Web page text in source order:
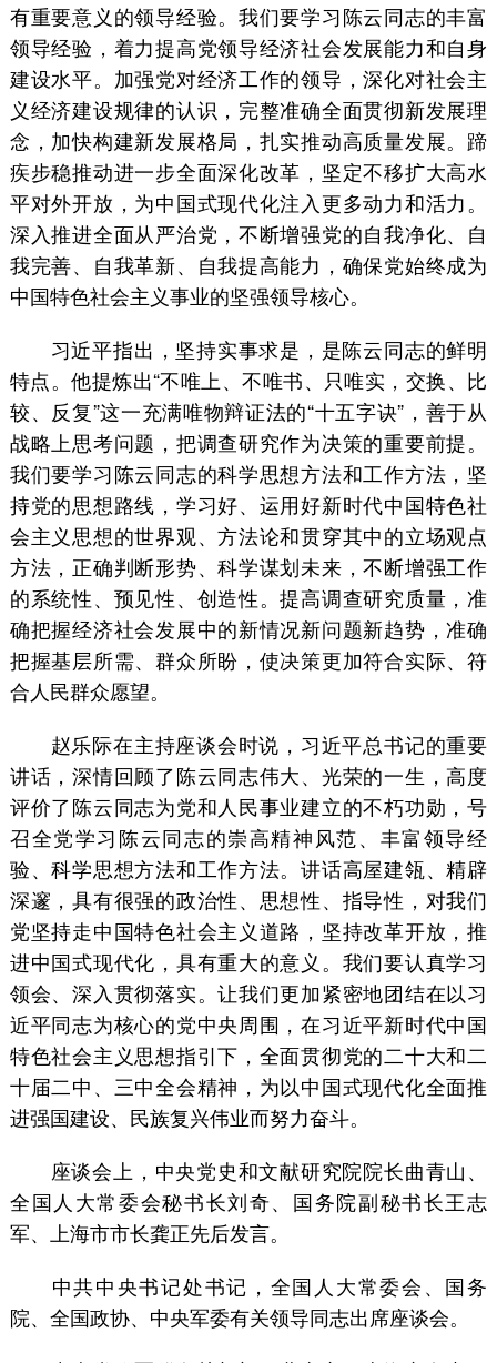
有重要意义的领导经验。我们要学习陈云同志的丰富
领导经验，着力提高党领导经济社会发展能力和自身
建设水平。加强党对经济工作的领导，深化对社会主
义经济建设规律的认识，完整准确全面贯彻新发展理
念，加快构建新发展格局，扎实推动高质量发展。蹄
疾步稳推动进一步全面深化改革，坚定不移扩大高水
平对外开放，为中国式现代化注入更多动力和活力。
深入推进全面从严治党，不断增强党的自我净化、自
我完善、自我革新、自我提高能力，确保党始终成为
中国特色社会主义事业的坚强领导核心。
习近平指出，坚持实事求是，是陈云同志的鲜明
特点。他提炼出“不唯上、不唯书、只唯实，交换、比
较、反复”这一充满唯物辩证法的“十五字诀”，善于从
战略上思考问题，把调查研究作为决策的重要前提。
我们要学习陈云同志的科学思想方法和工作方法，坚
持党的思想路线，学习好、运用好新时代中国特色社
会主义思想的世界观、方法论和贯穿其中的立场观点
方法，正确判断形势、科学谋划未来，不断增强工作
的系统性、预见性、创造性。提高调查研究质量，准
确把握经济社会发展中的新情况新问题新趋势，准确
把握基层所需、群众所盼，使决策更加符合实际、符
合人民群众愿望。
赵乐际在主持座谈会时说，习近平总书记的重要
讲话，深情回顾了陈云同志伟大、光荣的一生，高度
评价了陈云同志为党和人民事业建立的不朽功勋，号
召全党学习陈云同志的崇高精神风范、丰富领导经
验、科学思想方法和工作方法。讲话高屋建瓴、精辟
深邃，具有很强的政治性、思想性、指导性，对我们
党坚持走中国特色社会主义道路，坚持改革开放，推
进中国式现代化，具有重大的意义。我们要认真学习
领会、深入贯彻落实。让我们更加紧密地团结在以习
近平同志为核心的党中央周围，在习近平新时代中国
特色社会主义思想指引下，全面贯彻党的二十大和二
十届二中、三中全会精神，为以中国式现代化全面推
进强国建设、民族复兴伟业而努力奋斗。
座谈会上，中央党史和文献研究院院长曲青山、
全国人大常委会秘书长刘奇、国务院副秘书长王志
军、上海市市长龚正先后发言。
中共中央书记处书记，全国人大常委会、国务
院、全国政协、中央军委有关领导同志出席座谈会。